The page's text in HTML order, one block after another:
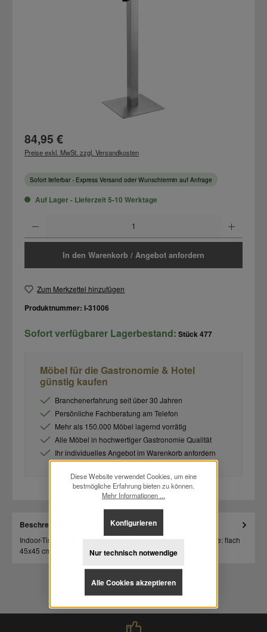
Regulärer Preis:
84,95 €
Preise exkl. MwSt. zzgl. Versandkosten
Sofort lieferbar - Express Versand oder Wunschtermin auf Anfrage
Auf Lager - Lieferzeit 5-10 Werktage
In den Warenkorb / Angebot anfordern
Zum Merkzettel hinzufügen
Produktnummer: I-31006
Sofort verfügbarer Lagerbestand: Stück 477
Möbel für die Gastronomie & Hotel
günstig kaufen
Branchenerfahrung seit über 30 Jahren
Persönliche Fachberatung am Telefon
Mehr als 150.000 Möbel lagernd vorrätig
Alle Möbel in hochwertiger Gastronomie Qualität
Ihr individuelles Angebot im Warenkorb anfordern
Beschreibung
Indoor-Tischgestell für Tischplatten bis 80x80 cm / Bodenplatte: flach
45x45 cm / Höhe: 108 cm / Gewicht: 17,5 kg / höhen…
Diese Website verwendet Cookies, um eine
bestmögliche Erfahrung bieten zu können.
Mehr Informationen ...
Nur technisch notwendige
Konfigurieren
Alle Cookies akzeptieren